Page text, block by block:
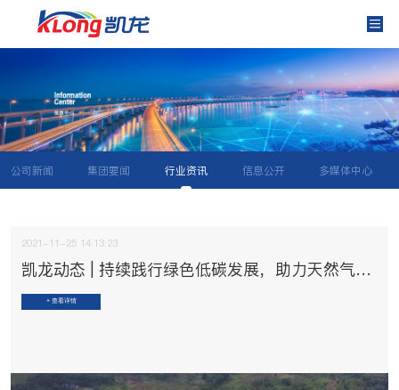
公司新闻 集团要闻 行业资讯 信息公开 多媒体中心
2021-11-25 14:13:23
凯龙动态 | 持续践行绿色低碳发展，助力天然气保供增产——凯龙成都累计回收天然气超1亿方！
+ 查看详情